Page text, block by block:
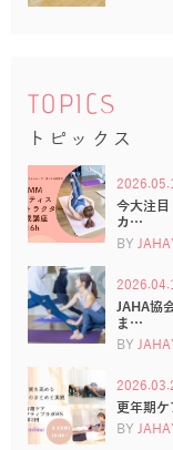
TOPICS
トピックス
今大注
カ…
BY
JAHA協
ま…
BY
更年期
BY